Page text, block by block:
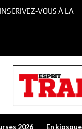
2026 En kiosque
VOUS À LA